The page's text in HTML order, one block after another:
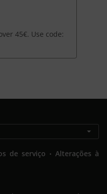
45€. Use code:
de serviço . Alterações à